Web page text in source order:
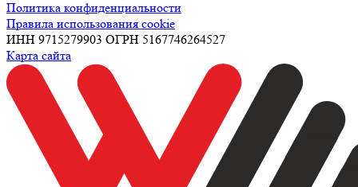
Политика конфиденциальности
Правила использования cookie
ИНН 9715279903 ОГРН 5167746264527
Карта сайта